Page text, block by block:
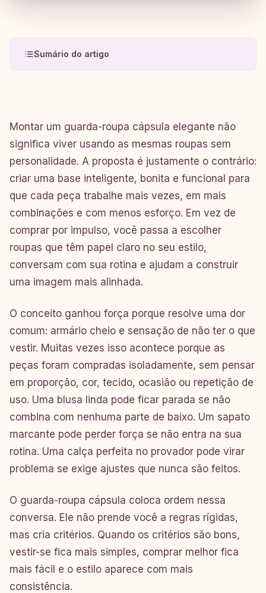
Sumário do artigo
Montar um guarda-roupa cápsula elegante não
significa viver usando as mesmas roupas sem
personalidade. A proposta é justamente o contrário:
criar uma base inteligente, bonita e funcional para
que cada peça trabalhe mais vezes, em mais
combinações e com menos esforço. Em vez de
comprar por impulso, você passa a escolher
roupas que têm papel claro no seu estilo,
conversam com sua rotina e ajudam a construir
uma imagem mais alinhada.
O conceito ganhou força porque resolve uma dor
comum: armário cheio e sensação de não ter o que
vestir. Muitas vezes isso acontece porque as
peças foram compradas isoladamente, sem pensar
em proporção, cor, tecido, ocasião ou repetição de
uso. Uma blusa linda pode ficar parada se não
combina com nenhuma parte de baixo. Um sapato
marcante pode perder força se não entra na sua
rotina. Uma calça perfeita no provador pode virar
problema se exige ajustes que nunca são feitos.
O guarda-roupa cápsula coloca ordem nessa
conversa. Ele não prende você a regras rígidas,
mas cria critérios. Quando os critérios são bons,
vestir-se fica mais simples, comprar melhor fica
mais fácil e o estilo aparece com mais
consistência.